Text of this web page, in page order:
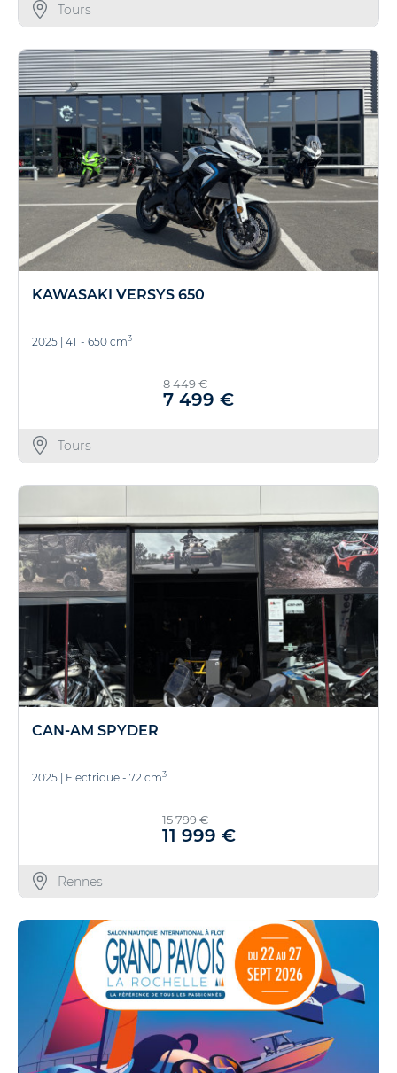
Tours
KAWASAKI VERSYS 650
2025 4T - 650 cm3
8 449 €
7 499 €
Tours
CAN-AM SPYDER
2025 | Electrique - 72 cm3
15 799 €
11 999 €
Rennes